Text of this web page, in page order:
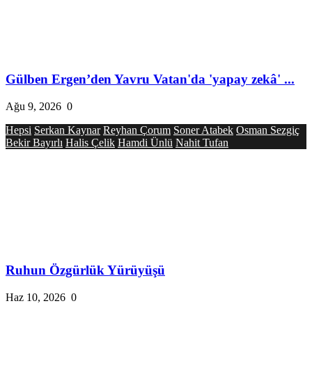
Gülben Ergen’den Yavru Vatan'da 'yapay zekâ' ...
Ağu 9, 2026 0
Hepsi Serkan Kaynar Reyhan Çorum Soner Atabek Osman Sezgiç
Bekir Bayırlı Halis Çelik Hamdi Ünlü Nahit Tufan
Ruhun Özgürlük Yürüyüşü
Haz 10, 2026 0